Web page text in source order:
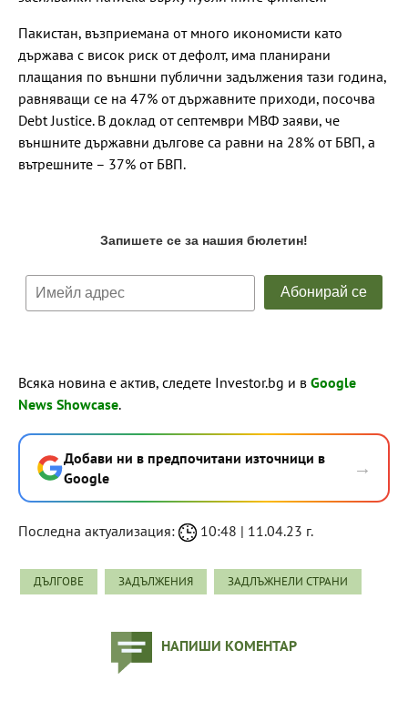
Пакистан, възприемана от много икономисти като
държава с висок риск от дефолт, има планирани
плащания по външни публични задължения тази година,
равняващи се на 47% от държавните приходи, посочва
Debt Justice. В доклад от септември МВФ заяви, че
външните държавни дългове са равни на 28% от БВП, а
вътрешните – 37% от БВП.
Всяка новина е актив, следете Investor.bg и в Google
News Showcase.
Добави ни в предпочитани източници в
Google
→
Последна актуализация: 10:48 | 11.04.23 г.
ДЪЛГОВЕ ЗАДЪЛЖЕНИЯ ЗАДЛЪЖНЕЛИ СТРАНИ
НАПИШИ КОМЕНТАР